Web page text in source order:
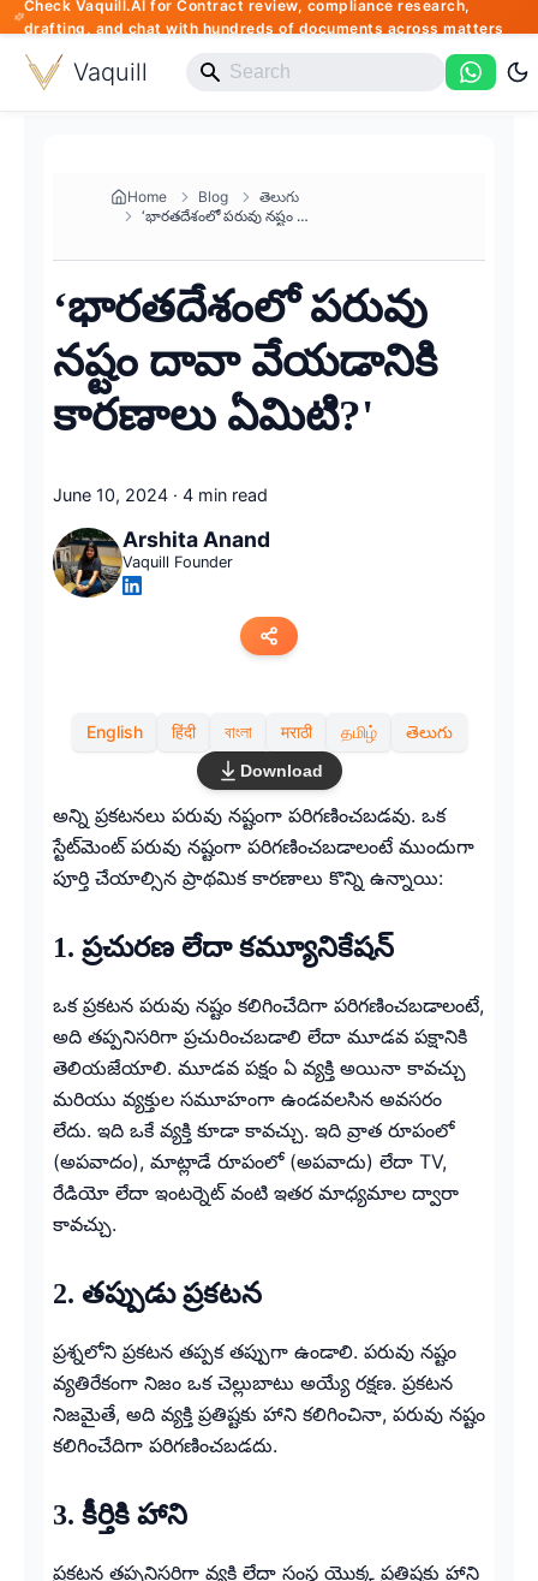
Check Vaquill.AI for Contract review, compliance research,
drafting, and chat with hundreds of documents across matters
Vaquill
Home Blog
తెలుగు
‘భారతదేశంలో పరువు నష్టం దావా వ...
‘భారతదేశంలో పరువు
నష్టం దావా వేయడానికి
కారణాలు ఏమిటి?'
June 10, 2024 · 4 min read
Arshita Anand
Vaquill Founder
LinkedIn
WhatsApp
English हिंदी বাংলা मराठी தமிழ் తెలుగు
Download
అన్ని ప్రకటనలు పరువు నష్టంగా పరిగణించబడవు. ఒక
స్టేట్‌మెంట్ పరువు నష్టంగా పరిగణించబడాలంటే ముందుగా
పూర్తి చేయాల్సిన ప్రాథమిక కారణాలు కొన్ని ఉన్నాయి:
1. ప్రచురణ లేదా కమ్యూనికేషన్
ఒక ప్రకటన పరువు నష్టం కలిగించేదిగా పరిగణించబడాలంటే,
అది తప్పనిసరిగా ప్రచురించబడాలి లేదా మూడవ పక్షానికి
తెలియజేయాలి. మూడవ పక్షం ఏ వ్యక్తి అయినా కావచ్చు
మరియు వ్యక్తుల సమూహంగా ఉండవలసిన అవసరం
లేదు. ఇది ఒకే వ్యక్తి కూడా కావచ్చు. ఇది వ్రాత రూపంలో
(అపవాదం), మాట్లాడే రూపంలో (అపవాదు) లేదా TV,
రేడియో లేదా ఇంటర్నెట్ వంటి ఇతర మాధ్యమాల ద్వారా
కావచ్చు.
2. తప్పుడు ప్రకటన
ప్రశ్నలోని ప్రకటన తప్పక తప్పుగా ఉండాలి. పరువు నష్టం
వ్యతిరేకంగా నిజం ఒక చెల్లుబాటు అయ్యే రక్షణ. ప్రకటన
నిజమైతే, అది వ్యక్తి ప్రతిష్టకు హాని కలిగించినా, పరువు నష్టం
కలిగించేదిగా పరిగణించబడదు.
3. కీర్తికి హాని
ప్రకటన తప్పనిసరిగా వ్యక్తి లేదా సంస్థ యొక్క ప్రతిష్టకు హాని